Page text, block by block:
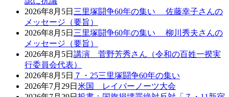
2026年8月5日 三里塚闘争60年の集い 佐藤幸子さんの
メッセージ（要旨）
2026年8月5日 三里塚闘争60年の集い 柳川秀夫さんの
メッセージ（要旨）
2026年8月5日 講演 菅野芳秀さん（令和の百姓一揆実
行委員会代表）
2026年8月5日 ７・25三里塚闘争60年の集い
2026年7月29日 米国 レイバーノーツ大会